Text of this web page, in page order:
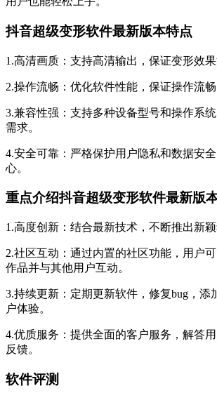
抖音超级变形软件最新版本特点
1.高清画质：支持高清输出，保证变形效果
2.操作流畅：优化软件性能，保证操作流畅
3.兼容性强：支持多种设备型号和操作系
需求。
4.安全可靠：严格保护用户隐私和数据安
心。
重点介绍抖音超级变形软件最新版
1.高度创新：结合最新技术，不断推出新
2.社区互动：通过内置的社区功能，用户
作品并与其他用户互动。
3.持续更新：定期更新软件，修复bug，添
户体验。
4.优质服务：提供全面的客户服务，解答
反馈。
软件评测